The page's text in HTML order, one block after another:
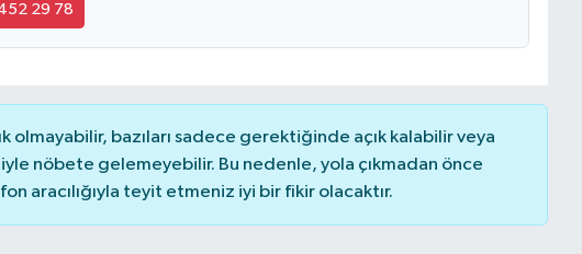
29 78
olmayabilir, bazıları sadece gerektiğinde açık kalabilir veya
nöbete gelemeyebilir. Bu nedenle, yola çıkmadan önce
aracılığıyla teyit etmeniz iyi bir fikir olacaktır.